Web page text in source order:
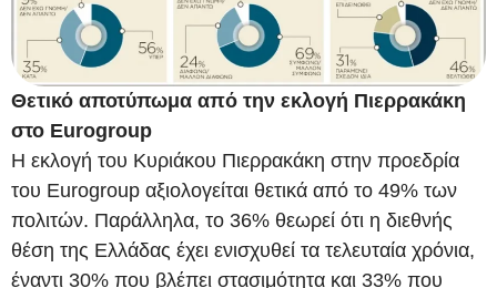
Θετικό αποτύπωμα από την εκλογή Πιερρακάκη
στο Eurogroup
Η εκλογή του Κυριάκου Πιερρακάκη στην προεδρία
του Eurogroup αξιολογείται θετικά από το 49% των
πολιτών. Παράλληλα, το 36% θεωρεί ότι η διεθνής
θέση της Ελλάδας έχει ενισχυθεί τα τελευταία χρόνια,
έναντι 30% που βλέπει στασιμότητα και 33% που